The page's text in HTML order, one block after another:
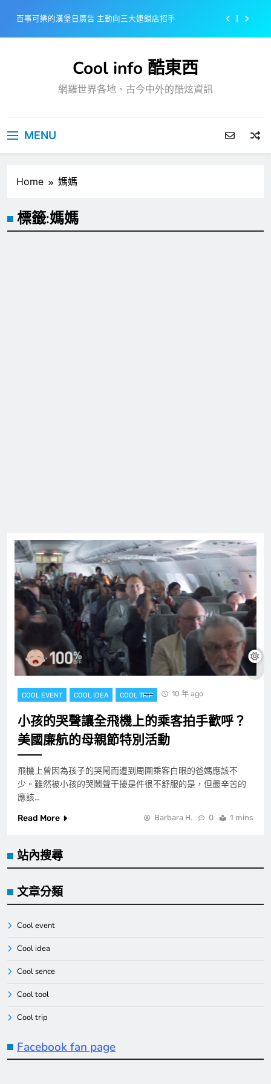
content
百事可樂的漢堡日廣告 主動向三大連鎖店招手
戴著金牌的醬油瓶 市佔率第一的龜甲萬廣告
感動落淚也笑到流淚的斷髮式
Cool info 酷東西
網羅世界各地、古今中外的酷炫資訊
MENU
Home 媽媽
標籤:媽媽
COOL EVENT COOL IDEA COOL TRIP 10 年 ago
小孩的哭聲讓全飛機上的乘客拍手歡呼？
美國廉航的母親節特別活動
飛機上曾因為孩子的哭鬧而遭到周圍乘客白眼的爸媽應該不
少。雖然被小孩的哭鬧聲干擾是件很不舒服的是，但最辛苦的
應該…
Read More
Barbara H. 0 1 mins
站內搜尋
文章分類
Cool event
Cool idea
Cool sence
Cool tool
Cool trip
Facebook fan page